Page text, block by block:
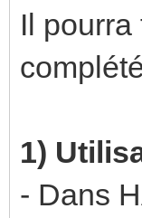
Il
1)
- Dans